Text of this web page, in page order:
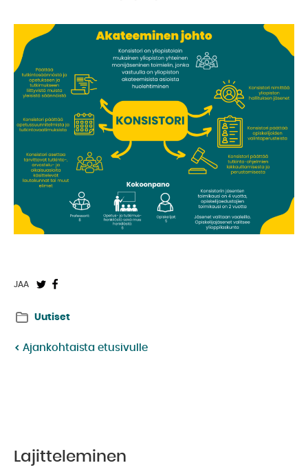
JAA
JaaJaa
Uutiset
Ajankohtaista etusivulle
Lajitteleminen